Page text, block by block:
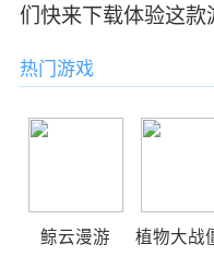
们快来下载体验这款
热门游戏
鲸云漫游 植物大战